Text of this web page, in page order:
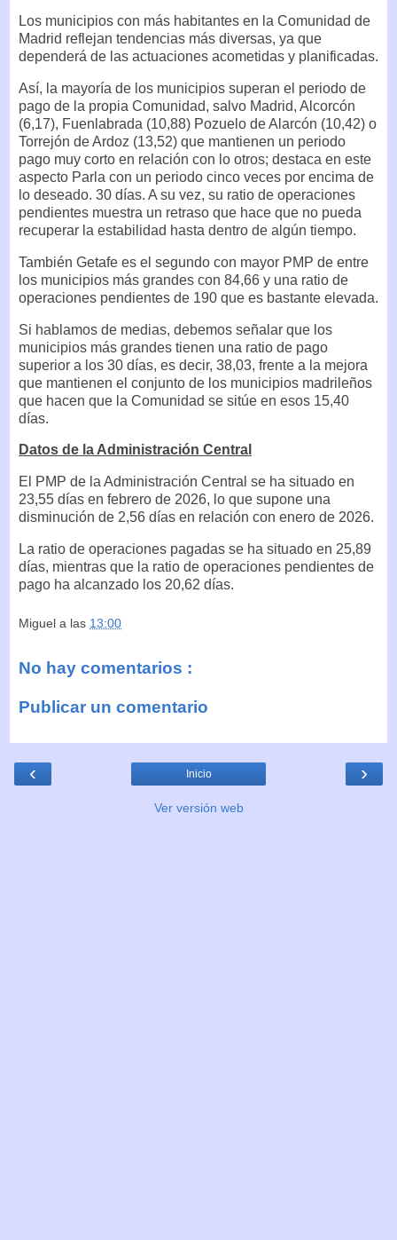
Los municipios con más habitantes en la Comunidad de
Madrid reflejan tendencias más diversas, ya que
dependerá de las actuaciones acometidas y planificadas.
Así, la mayoría de los municipios superan el periodo de
pago de la propia Comunidad, salvo Madrid, Alcorcón
(6,17), Fuenlabrada (10,88) Pozuelo de Alarcón (10,42) o
Torrejón de Ardoz (13,52) que mantienen un periodo
pago muy corto en relación con lo otros; destaca en este
aspecto Parla con un periodo cinco veces por encima de
lo deseado. 30 días. A su vez, su ratio de operaciones
pendientes muestra un retraso que hace que no pueda
recuperar la estabilidad hasta dentro de algún tiempo.
También Getafe es el segundo con mayor PMP de entre
los municipios más grandes con 84,66 y una ratio de
operaciones pendientes de 190 que es bastante elevada.
Si hablamos de medias, debemos señalar que los
municipios más grandes tienen una ratio de pago
superior a los 30 días, es decir, 38,03, frente a la mejora
que mantienen el conjunto de los municipios madrileños
que hacen que la Comunidad se sitúe en esos 15,40
días.
Datos de la Administración Central
El PMP de la Administración Central se ha situado en
23,55 días en febrero de 2026, lo que supone una
disminución de 2,56 días en relación con enero de 2026.
La ratio de operaciones pagadas se ha situado en 25,89
días, mientras que la ratio de operaciones pendientes de
pago ha alcanzado los 20,62 días.
Miguel a las 13:00
No hay comentarios :
Publicar un comentario
‹ ›
Inicio
Ver versión web